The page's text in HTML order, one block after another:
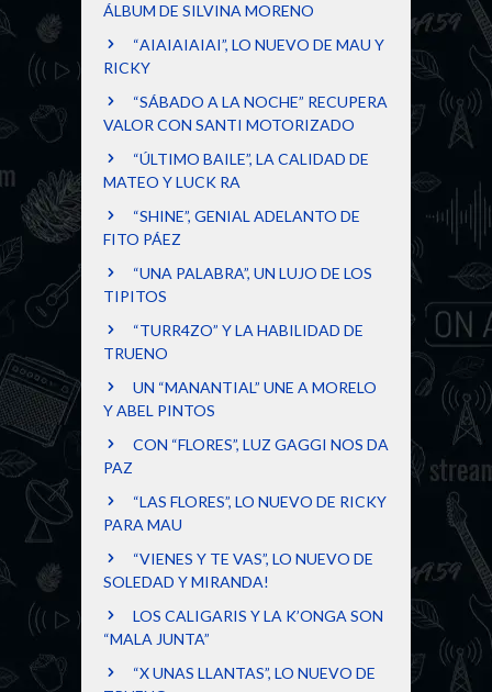
ÁLBUM DE SILVINA MORENO
“AIAIAIAIAI”, LO NUEVO DE MAU Y
RICKY
“SÁBADO A LA NOCHE” RECUPERA
VALOR CON SANTI MOTORIZADO
“ÚLTIMO BAILE”, LA CALIDAD DE
MATEO Y LUCK RA
“SHINE”, GENIAL ADELANTO DE
FITO PÁEZ
“UNA PALABRA”, UN LUJO DE LOS
TIPITOS
“TURR4ZO” Y LA HABILIDAD DE
TRUENO
UN “MANANTIAL” UNE A MORELO
Y ABEL PINTOS
CON “FLORES”, LUZ GAGGI NOS DA
PAZ
“LAS FLORES”, LO NUEVO DE RICKY
PARA MAU
“VIENES Y TE VAS”, LO NUEVO DE
SOLEDAD Y MIRANDA!
LOS CALIGARIS Y LA K’ONGA SON
“MALA JUNTA”
“X UNAS LLANTAS”, LO NUEVO DE